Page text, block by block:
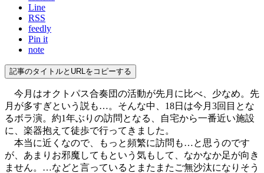
Line
RSS
feedly
Pin it
note
記事のタイトルとURLをコピーする
今月はオクトパス合奏団の活動が先月に比べ、少なめ。先
月が多すぎという説も…。そんな中、18日は今月3回目とな
るボラ演。約1年ぶりの訪問となる、自宅から一番近い施設
に、楽器抱えて徒歩で行ってきました。
本当に近くなので、もっと頻繁に訪問も…と思うのです
が、あまりお邪魔してもという気もして、なかなか足が向き
ません。…などと言っているとまたまたご無沙汰になりそう